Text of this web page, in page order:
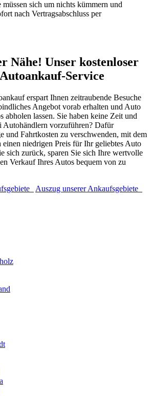
müssen sich um nichts kümmern und
nach Vertragsabschluss per
Nähe! Unser kostenloser
Service
erspart Ihnen zeitraubende Besuche
Angebot vorab erhalten und Auto
abholen lassen. Sie haben keine Zeit und
Autohändlern vorzuführen? Dafür
und Fahrtkosten zu verschwenden, mit dem
niedrigen Preis für Ihr geliebtes Auto
sich zurück, sparen Sie sich Ihre wertvolle
Verkauf Ihres Autos bequem von zu
Auszug unserer Ankaufsgebiete